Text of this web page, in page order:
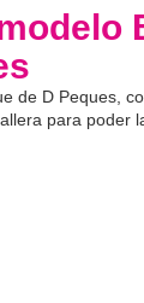
de D Peques,
para poder